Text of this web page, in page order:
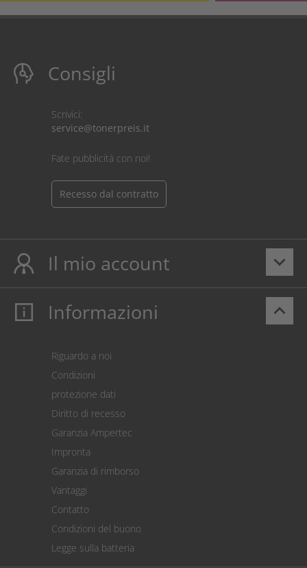
Consigli
Scrivici:
service@tonerpreis.it
Fate pubblicità con noi!
Recesso dal contratto
keyboard_arrow_down
Il mio account
Il mio account
Pagamento
Restituzione della merce
Calcolatore dei costi
Impostazioni dei cookie
keyboard_arrow_up
Informazioni
Riguardo a noi
Condizioni
protezione dati
Diritto di recesso
Garanzia Ampertec
Impronta
Garanzia di rimborso
Vantaggi
Contatto
Condizioni del buono
Legge sulla batteria